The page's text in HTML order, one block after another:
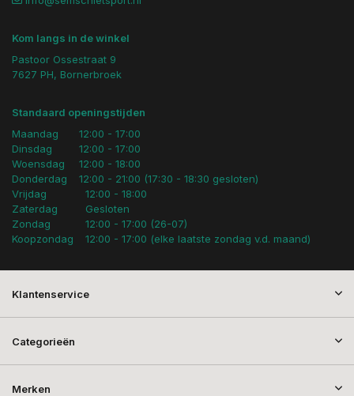
Kom langs in de winkel
Pastoor Ossestraat 9
7627 PH, Bornerbroek
Standaard openingstijden
Maandag
Dinsdag
Woensdag
Donderdag
12:00 - 17:00
12:00 - 17:00
12:00 - 18:00
12:00 - 21:00 (17:30 - 18:30 gesloten)
Vrijdag
Zaterdag
Zondag
Koopzondag
12:00 - 18:00
Gesloten
12:00 - 17:00 (26-07)
12:00 - 17:00 (elke laatste zondag v.d. maand)
Klantenservice
Categorieën
Merken